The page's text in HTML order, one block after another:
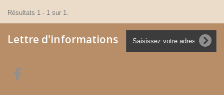
Résultats 1 - 1 sur 1.
Lettre d'informations